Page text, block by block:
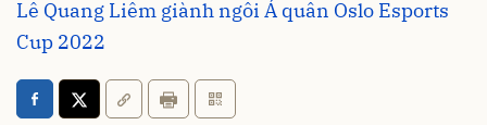
Lê Quang Liêm giành ngôi Á quân Oslo Esports
Cup 2022